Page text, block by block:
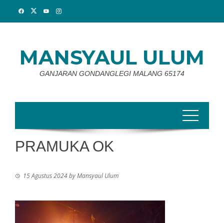
MANSYAUL ULUM
GANJARAN GONDANGLEGI MALANG 65174
PRAMUKA OK
15 Agustus 2024byMansyaul Ulum